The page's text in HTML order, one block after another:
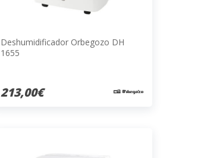
Deshumidificador Orbegozo DH
1655
213,00€